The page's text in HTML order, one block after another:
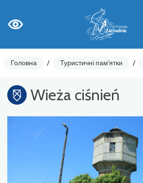
Головна / Туристичні пам'ятки /
Wieża ciśnień